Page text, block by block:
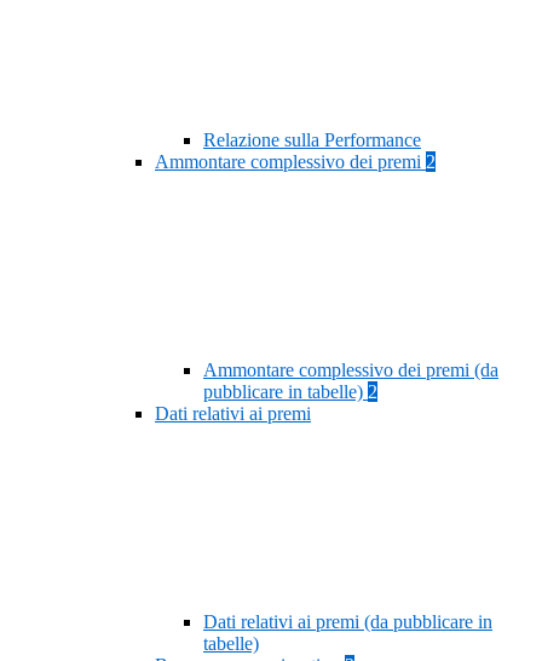
Relazione sulla Performance
Ammontare complessivo dei premi 2
Ammontare complessivo dei premi (da
pubblicare in tabelle) 2
Dati relativi ai premi
Dati relativi ai premi (da pubblicare in
tabelle)